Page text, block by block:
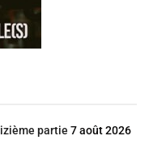
partie 7 août 2026